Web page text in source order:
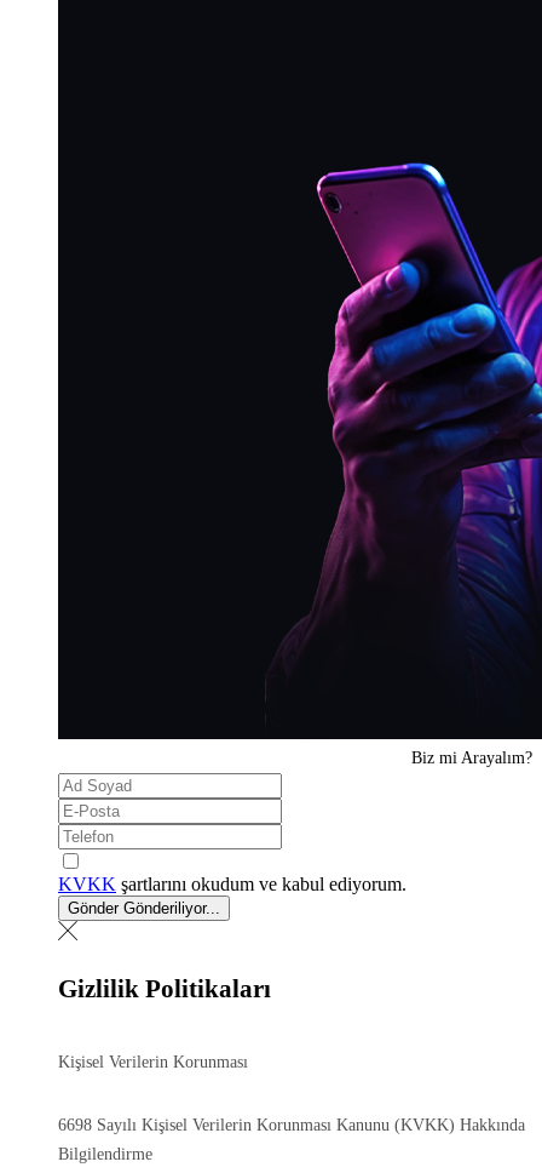
Biz mi Arayalım?
KVKK şartlarını okudum ve kabul ediyorum.
Gönder Gönderiliyor...
Gizlilik Politikaları
Kişisel Verilerin Korunması
6698 Sayılı Kişisel Verilerin Korunması Kanunu (KVKK) Hakkında
Bilgilendirme